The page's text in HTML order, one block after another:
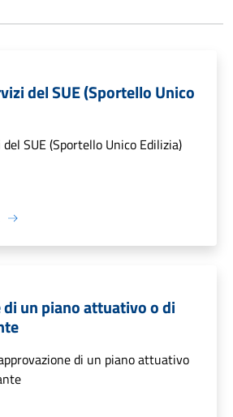
del SUE (Sportello Unico
SUE (Sportello Unico Edilizia)
un piano attuativo o di
di un piano attuativo